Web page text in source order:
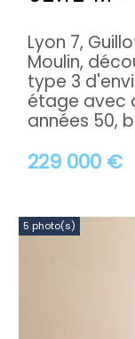
229 000 €
Lyon 7,
Moulin,
type 3
étage avec
années 50,
5 photo(s)